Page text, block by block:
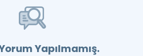
Yapılmamış.